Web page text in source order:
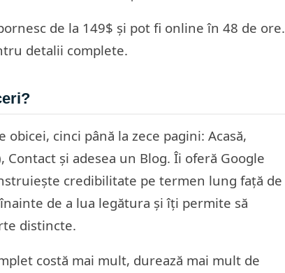
de la 149$ și pot fi online în 48 de ore.
detalii complete.
cinci până la zece pagini: Acasă,
și adesea un Blog. Îi oferă Google
credibilitate pe termen lung față de
de a lua legătura și îți permite să
distincte.
costă mai mult, durează mai mult de